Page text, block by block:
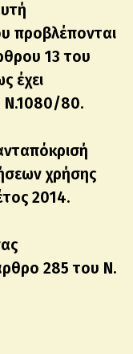
προβλέπονται
13 του
έχει
Ν.1080/80.
χρήσης
2014.
285 του Ν.